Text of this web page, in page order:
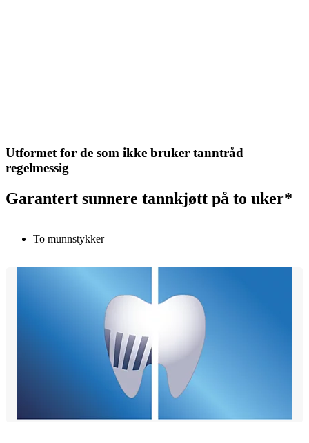
Utformet for de som ikke bruker tanntråd
regelmessig
Garantert sunnere tannkjøtt på to uker*
To munnstykker